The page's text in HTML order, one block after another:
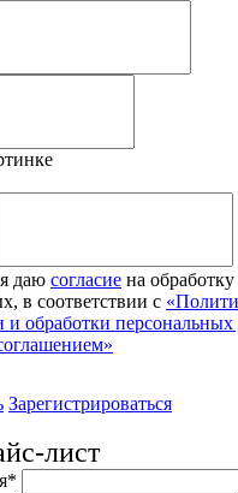
даю согласие на обработку
в соответствии с
и обработки
Зарегистрироваться
лист